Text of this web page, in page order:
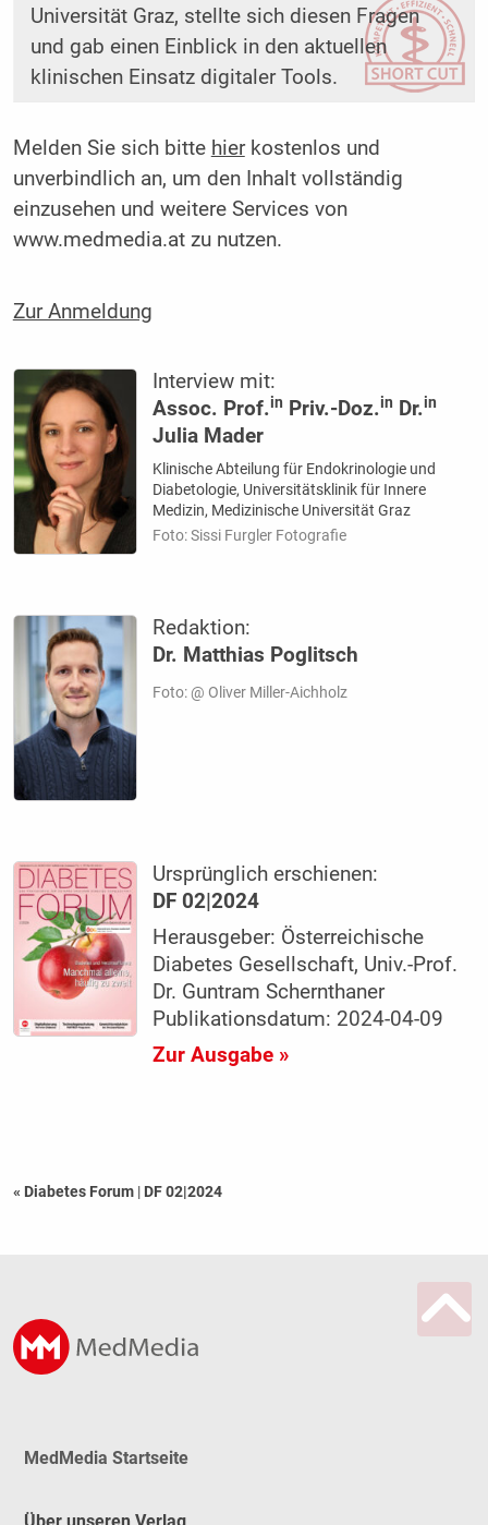
Universität Graz, stellte sich diesen Fragen
und gab einen Einblick in den aktuellen
klinischen Einsatz digitaler Tools.
Melden Sie sich bitte hierkostenlos und
unverbindlich an, um den Inhalt vollständig
einzusehen und weitere Services von
www.medmedia.at zu nutzen.
Zur Anmeldung
Interview mit:
Assoc. Prof.in Priv.-Doz.in Dr.in
Julia Mader
Klinische Abteilung für Endokrinologie und
Diabetologie, Universitätsklinik für Innere
Medizin, Medizinische Universität Graz
Foto: Sissi Furgler Fotografie
Redaktion:
Dr. Matthias Poglitsch
Foto: @ Oliver Miller-Aichholz
Ursprünglich erschienen:
DF 02|2024
Herausgeber: Österreichische
Diabetes Gesellschaft, Univ.-Prof.
Dr. Guntram Schernthaner
Publikationsdatum: 2024-04-09
Zur Ausgabe »
« Diabetes Forum | DF 02|2024
MedMedia Startseite